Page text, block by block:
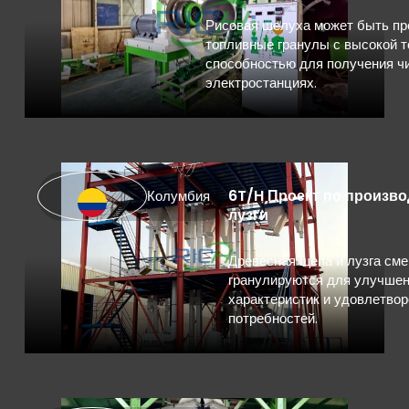
Рисовая шелуха может быть
топливные гранулы с высокой
способностью для получения
электростанциях.
Колумбия
6T/H Проект по
лузги
Древесная щепа и лузга
гранулируются для
характеристик и
потребностей.